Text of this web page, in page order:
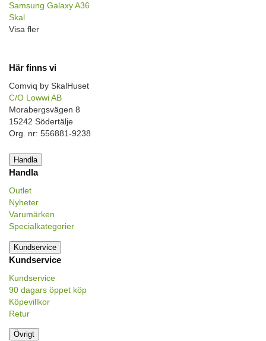
Samsung Galaxy A36
Skal
Visa fler
Här finns vi
Comviq by SkalHuset
C/O Lowwi AB
Morabergsvägen 8
15242 Södertälje
Org. nr: 556881-9238
Handla
Handla
Outlet
Nyheter
Varumärken
Specialkategorier
Kundservice
Kundservice
Kundservice
90 dagars öppet köp
Köpevillkor
Retur
Övrigt